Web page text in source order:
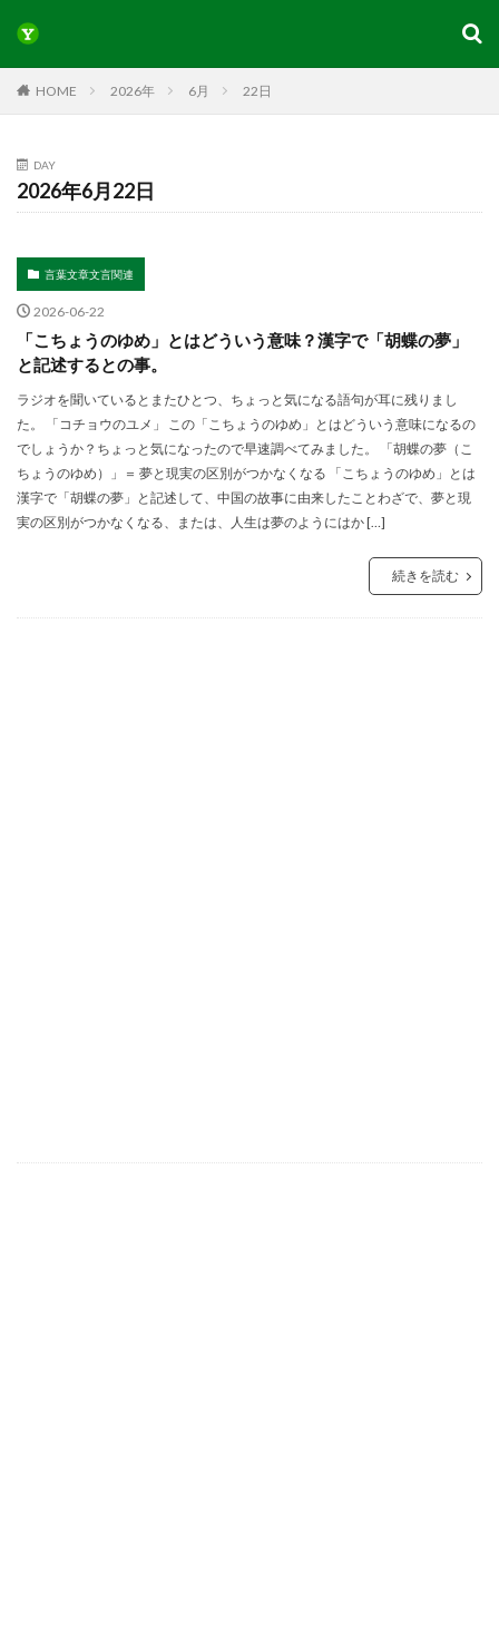
HOME 2026年 6月 22日
DAY
2026年6月22日
言葉文章文言関連
2026-06-22
「こちょうのゆめ」とはどういう意味？漢字で「胡蝶の夢」
と記述するとの事。
ラジオを聞いているとまたひとつ、ちょっと気になる語句が耳に残りまし
た。 「コチョウのユメ」 この「こちょうのゆめ」とはどういう意味になるの
でしょうか？ちょっと気になったので早速調べてみました。 「胡蝶の夢（こ
ちょうのゆめ）」＝ 夢と現実の区別がつかなくなる 「こちょうのゆめ」とは
漢字で「胡蝶の夢」と記述して、中国の故事に由来したことわざで、夢と現
実の区別がつかなくなる、または、人生は夢のようにはか […]
続きを読む